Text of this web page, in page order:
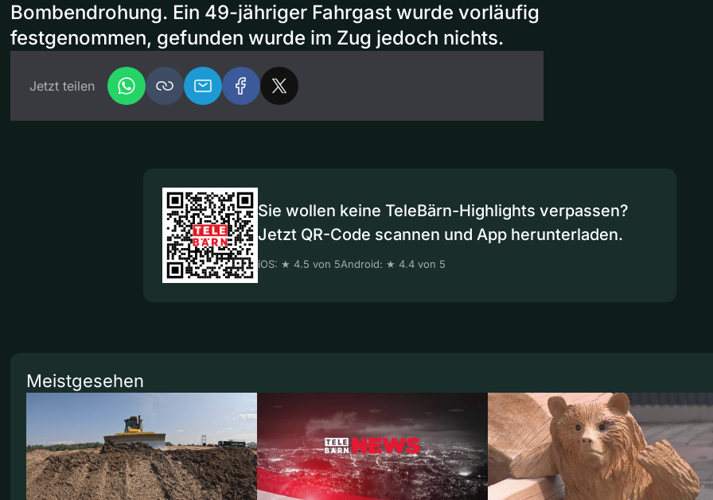
Bombendrohung. Ein 49-jähriger Fahrgast wurde vorläufig
festgenommen, gefunden wurde im Zug jedoch nichts.
Jetzt teilen
Sie wollen keine TeleBärn-Highlights verpassen?
Jetzt QR-Code scannen und App herunterladen.
iOS: ★ 4.5 von 5Android: ★ 4.4 von 5
Meistgesehen